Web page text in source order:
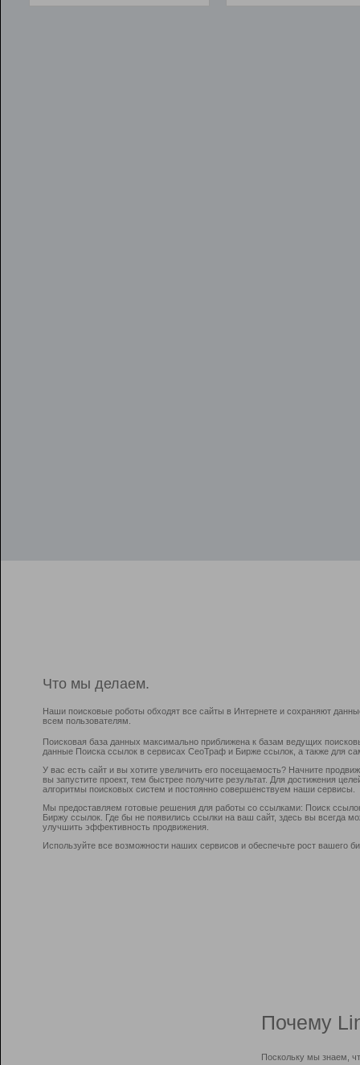
Что мы делаем.
Наши поисковые роботы обходят все сайты в Интернете и сохраняют
всем пользователям.
Поисковая база данных максимально приближена к базам ведущих
данные Поиска ссылок в сервисах СеоТраф и Бирже ссылок, а также для
У вас есть сайт и вы хотите увеличить его посещаемость? Начните
вы запустите проект, тем быстрее получите результат. Для достижения
алгоритмы поисковых систем и постоянно совершенствуем наши сервисы.
Мы предоставляем готовые решения для работы со ссылками: Поиск
Биржу ссылок. Где бы не появились ссылки на ваш сайт, здесь вы всегда
улучшить эффективность продвижения.
Используйте все возможности наших сервисов и обеспечьте рост вашего
Почему
Поскольку мы знаем,